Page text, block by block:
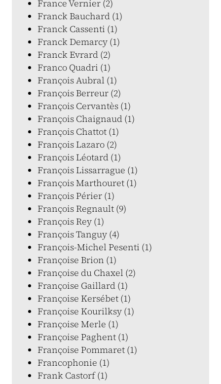
France Vernier (2)
Franck Bauchard (1)
Franck Cassenti (1)
Franck Demarcy (1)
Franck Evrard (2)
Franco Quadri (1)
François Aubral (1)
François Berreur (2)
François Cervantès (1)
François Chaignaud (1)
François Chattot (1)
François Lazaro (2)
François Léotard (1)
François Lissarrague (1)
François Marthouret (1)
François Périer (1)
François Regnault (9)
François Rey (1)
François Tanguy (4)
François-Michel Pesenti (1)
Françoise Brion (1)
Françoise du Chaxel (2)
Françoise Gaillard (1)
Françoise Kersébet (1)
Françoise Kourilksy (1)
Françoise Merle (1)
Françoise Paghent (1)
Françoise Pommaret (1)
Francophonie (1)
Frank Castorf (1)